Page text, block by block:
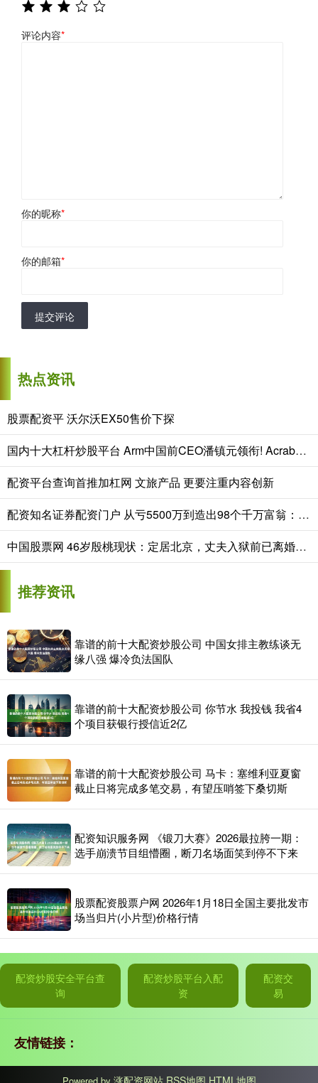
评论内容*
你的昵称*
你的邮箱*
提交评论
热点资讯
股票配资平 沃尔沃EX50售价下探
国内十大杠杆炒股平台 Arm中国前CEO潘镇元领衔! Acrab发布5nm AI芯片Gelix 1 性能远超M4 Pro
配资平台查询首推加杠网 文旅产品 更要注重内容创新
配资知名证券配资门户 从亏5500万到造出98个千万富翁：联讯仪器的生死局给创业者的提醒
中国股票网 46岁殷桃现状：定居北京，丈夫入狱前已离婚，如今单身没孩子，活得很潇洒
推荐资讯
靠谱的前十大配资炒股公司 中国女排主教练谈无
缘八强 爆冷负法国队
靠谱的前十大配资炒股公司 你节水 我投钱 我省4
个项目获银行授信近2亿
靠谱的前十大配资炒股公司 马卡：塞维利亚夏窗
截止日将完成多笔交易，有望压哨签下桑切斯
配资知识服务网 《锻刀大赛》2026最拉胯一期：
选手崩溃节目组懵圈，断刀名场面笑到停不下来
股票配资股票户网 2026年1月18日全国主要批发市
场当归片(小片型)价格行情
配资炒股安全平台查
询
配资炒股平台入配
资
配资交
易
友情链接：